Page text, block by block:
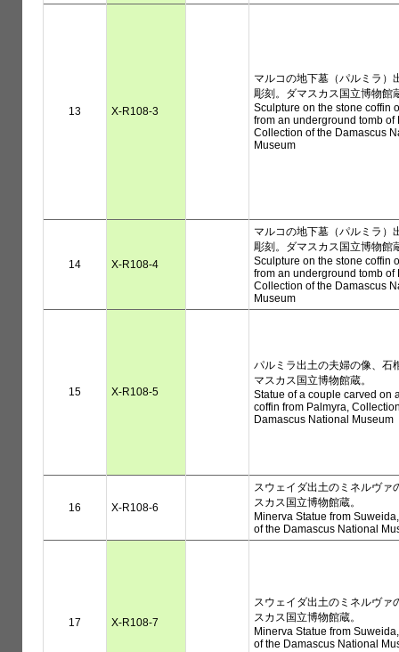
13 X-R108-3
マルコの地下墓（パルミラ）
彫刻。ダマスカス国立博物館
Sculpture on the stone coffin
from an underground tomb of
Collection of the Damascus
Museum
14 X-R108-4
マルコの地下墓（パルミラ）
彫刻。ダマスカス国立博物館
Sculpture on the stone coffin
from an underground tomb of
Collection of the Damascus
Museum
15 X-R108-5
パルミラ出土の夫婦の像、石
マスカス国立博物館蔵。
Statue of a couple carved on
coffin from Palmyra,
Damascus National Museum
16 X-R108-6
スウェイダ出土のミネルヴァ
スカス国立博物館蔵。
Minerva Statue from
of the Damascus National
17 X-R108-7
スウェイダ出土のミネルヴァ
スカス国立博物館蔵。
Minerva Statue from
of the Damascus National